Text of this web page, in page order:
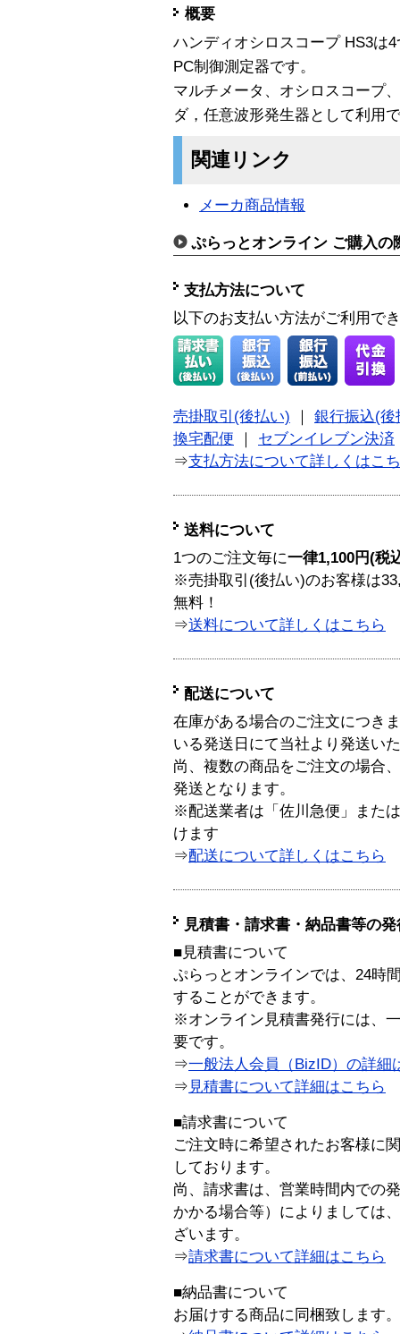
概要
ハンディオシロスコープ HS3は
PC制御測定器です。
マルチメータ、オシロスコープ
ダ，任意波形発生器として利用
関連リンク
メーカ商品情報
ぷらっとオンライン ご購入の
支払方法について
以下のお支払い方法がご利用で
売掛取引(後払い) ｜ 銀行振込(後
換宅配便 ｜ セブンイレブン決済
⇒支払方法について詳しくはこ
送料について
1つのご注文毎に一律1,100円(税
※売掛取引(後払い)のお客様は
無料！
⇒送料について詳しくはこちら
配送について
在庫がある場合のご注文につき
いる発送日にて当社より発送い
尚、複数の商品をご注文の場合
発送となります。
※配送業者は「佐川急便」また
けます
⇒配送について詳しくはこちら
見積書・請求書・納品書等の
■見積書について
ぷらっとオンラインでは、24時
することができます。
※オンライン見積書発行には、
要です。
⇒一般法人会員（BizID）の詳細
⇒ 見積書について詳細はこちら
■請求書について
ご注文時に希望されたお客様に
しております。
尚、請求書は、営業時間内での
かかる場合等）によりましては
ざいます。
⇒請求書について詳細はこちら
■納品書について
お届けする商品に同梱致します。